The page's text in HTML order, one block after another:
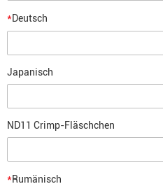
*Deutsch
Japanisch
ND11 Crimp-Fläschchen
*Rumänisch